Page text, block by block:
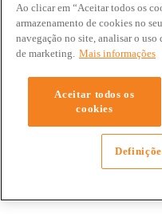
Ao clicar em “Aceitar todos os
armazenamento de cookies no
navegação no site, analisar o uso
de marketing. Mais informações
Aceitar todos os
cookies